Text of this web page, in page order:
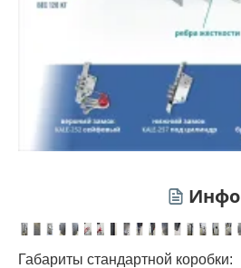
Инфо
Габариты стандартной коробки: